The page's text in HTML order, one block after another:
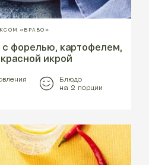
«БРАВО»
форелью, картофелем,
икрой
Блюдо
на 2 порции